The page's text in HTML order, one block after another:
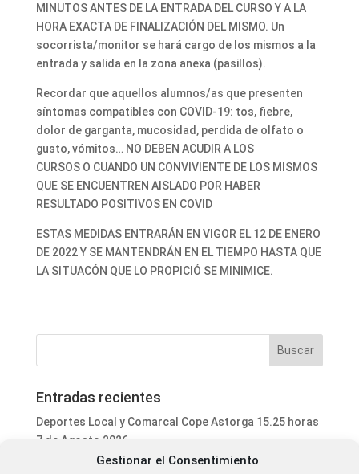
Gestionar el Consentimiento
MINUTOS ANTES DE LA ENTRADA DEL CURSO Y A LA
HORA EXACTA DE FINALIZACIÓN DEL MISMO. Un
socorrista/monitor se hará cargo de los mismos a la
entrada y salida en la zona anexa (pasillos).
Recordar que aquellos alumnos/as que presenten
síntomas compatibles con COVID-19: tos, fiebre,
dolor de garganta, mucosidad, perdida de olfato o
gusto, vómitos… NO DEBEN ACUDIR A LOS
CURSOS O CUANDO UN CONVIVIENTE DE LOS MISMOS
QUE SE ENCUENTREN AISLADO POR HABER
RESULTADO POSITIVOS EN COVID
ESTAS MEDIDAS ENTRARÁN EN VIGOR EL 12 DE ENERO
DE 2022 Y SE MANTENDRÁN EN EL TIEMPO HASTA QUE
LA SITUACÓN QUE LO PROPICIÓ SE MINIMICE.
Entradas recientes
Deportes Local y Comarcal Cope Astorga 15.25 horas
7 de Agosto 2026
Informativo Mediodía Cope Astorga 14.20 horas 7 de